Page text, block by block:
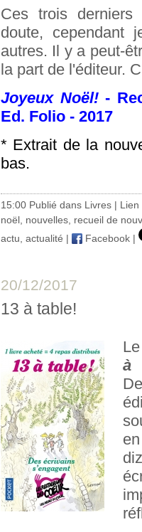
Ces trois
doute, cependant
autres. Il y a peut-
la part de l'éditeur.
Joyeux Noël!-
Ed. Folio - 2017
* Extrait de la
bas.
15:00 Publié dans Livres | Lien
noël nouvelles recueil de
actu actualité | Facebook |
20/12/2017
13 à table!
à